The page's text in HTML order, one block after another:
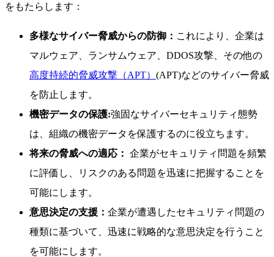
をもたらします：
多様なサイバー脅威からの防御： これにより、企業は
マルウェア、ランサムウェア、DDOS攻撃、その他の
高度持続的脅威攻撃（APT） (APT)などのサイバー脅威
を防止します。
機密データの保護:強固なサイバーセキュリティ態勢
は、組織の機密データを保護するのに役立ちます。
将来の脅威への適応： 企業がセキュリティ問題を頻繁
に評価し、リスクのある問題を迅速に把握することを
可能にします。
意思決定の支援： 企業が遭遇したセキュリティ問題の
種類に基づいて、迅速に戦略的な意思決定を行うこと
を可能にします。